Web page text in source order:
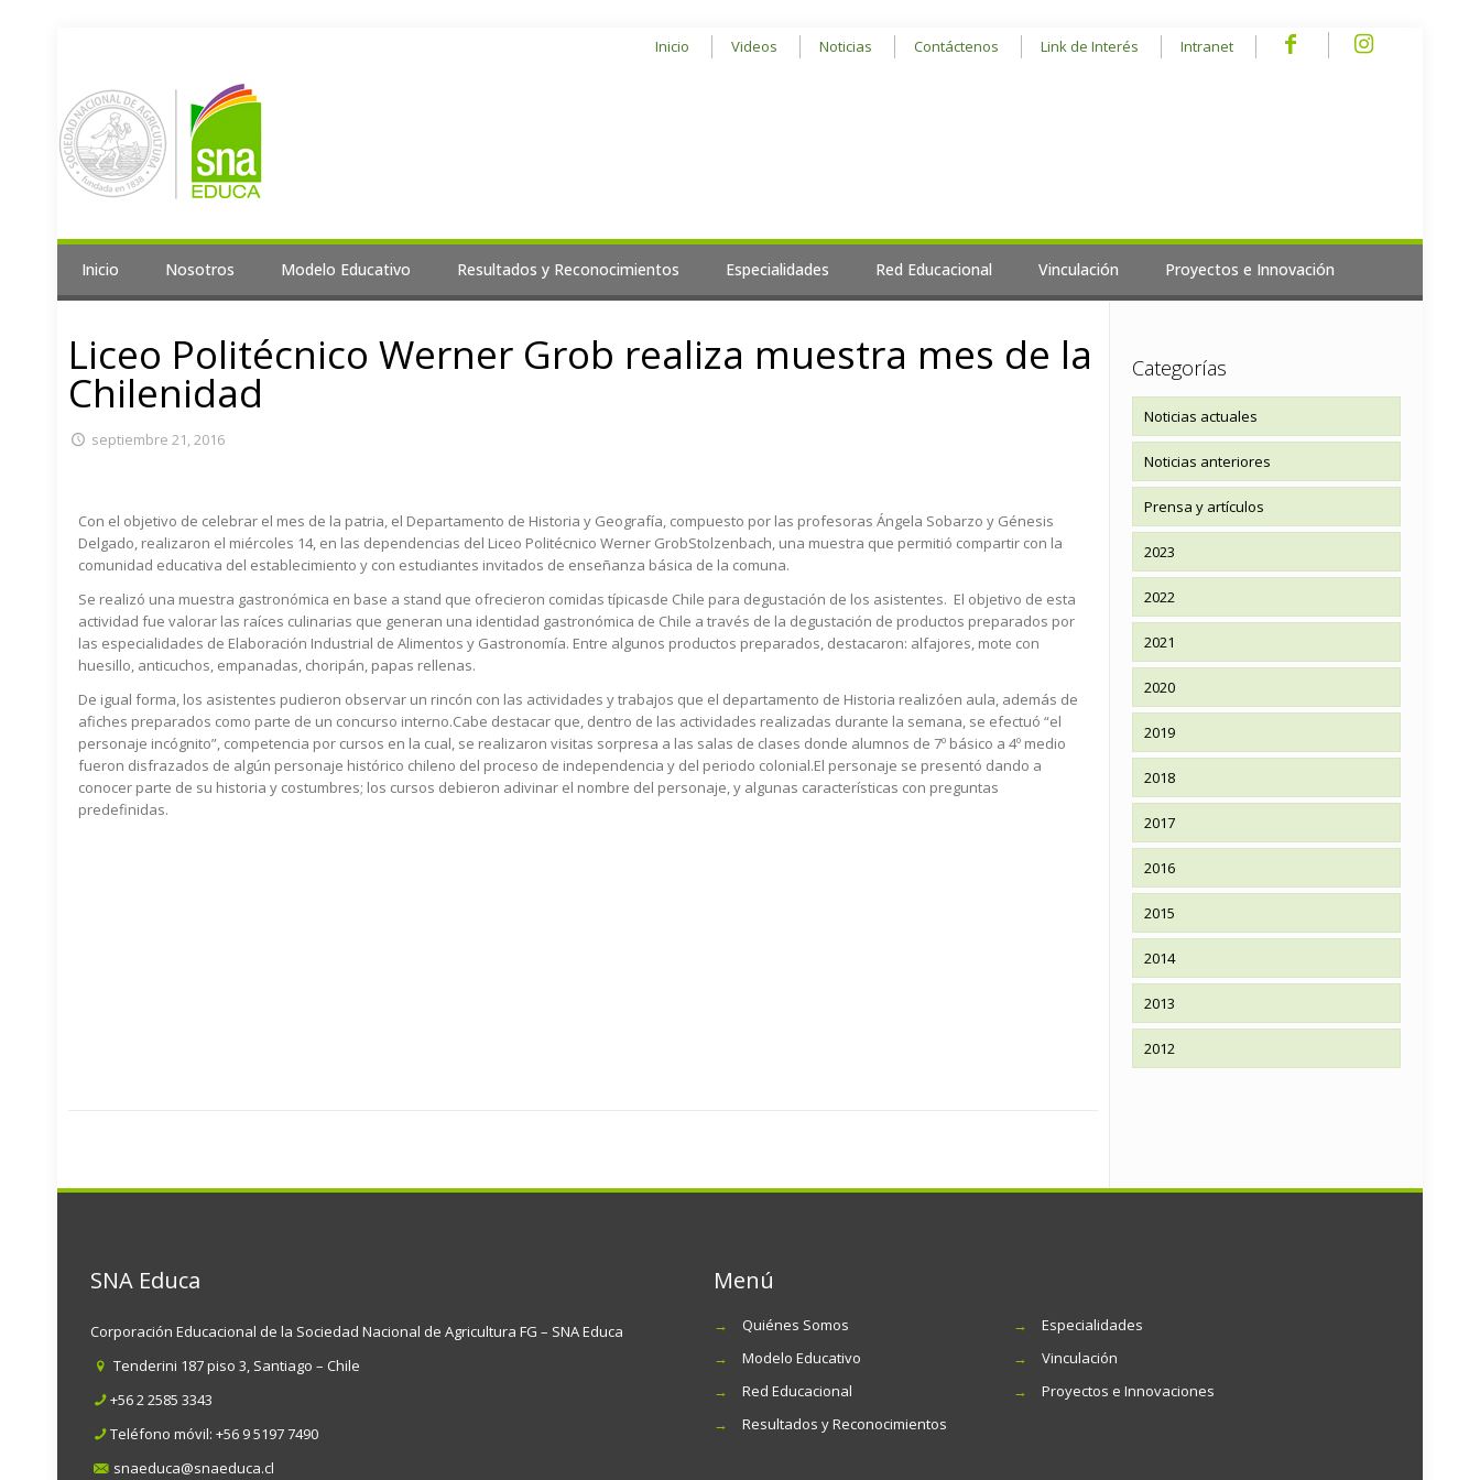
Inicio Videos Noticias Contáctenos Link de Interés Intranet
Inicio Nosotros Modelo Educativo Resultados y Reconocimientos Especialidades Red Educacional Vinculación Proyectos e Innovación
Liceo Politécnico Werner Grob realiza muestra mes de la
Chilenidad
septiembre 21, 2016
Con el objetivo de celebrar el mes de la patria, el Departamento de Historia y Geografía, compuesto por las profesoras Ángela Sobarzo y Génesis
Delgado, realizaron el miércoles 14, en las dependencias del Liceo Politécnico Werner GrobStolzenbach, una muestra que permitió compartir con la
comunidad educativa del establecimiento y con estudiantes invitados de enseñanza básica de la comuna.
Se realizó una muestra gastronómica en base a stand que ofrecieron comidas típicasde Chile para degustación de los asistentes. El objetivo de esta
actividad fue valorar las raíces culinarias que generan una identidad gastronómica de Chile a través de la degustación de productos preparados por
las especialidades de Elaboración Industrial de Alimentos y Gastronomía. Entre algunos productos preparados, destacaron: alfajores, mote con
huesillo, anticuchos, empanadas, choripán, papas rellenas.
De igual forma, los asistentes pudieron observar un rincón con las actividades y trabajos que el departamento de Historia realizóen aula, además de
afiches preparados como parte de un concurso interno.Cabe destacar que, dentro de las actividades realizadas durante la semana, se efectuó “el
personaje incógnito”, competencia por cursos en la cual, se realizaron visitas sorpresa a las salas de clases donde alumnos de 7º básico a 4º medio
fueron disfrazados de algún personaje histórico chileno del proceso de independencia y del periodo colonial.El personaje se presentó dando a
conocer parte de su historia y costumbres; los cursos debieron adivinar el nombre del personaje, y algunas características con preguntas
predefinidas.
Categorías
Noticias actuales
Noticias anteriores
Prensa y artículos
2023
2022
2021
2020
2019
2018
2017
2016
2015
2014
2013
2012
SNA Educa
Corporación Educacional de la Sociedad Nacional de Agricultura FG – SNA Educa
Tenderini 187 piso 3, Santiago – Chile
+56 2 2585 3343
Teléfono móvil:+56 9 5197 7490
snaeduca@snaeduca.cl
Menú
→
Quiénes Somos
→
Modelo Educativo
→
Red Educacional
→
Resultados y Reconocimientos
→
Especialidades
→
Vinculación
→
Proyectos e Innovaciones